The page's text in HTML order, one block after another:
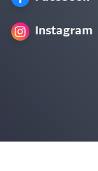
Instagram